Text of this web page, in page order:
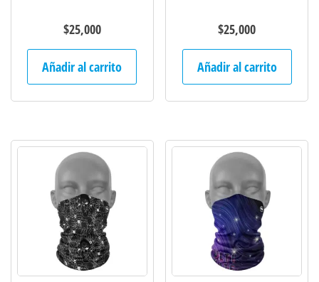
$25,000
Añadir al carrito
$25,000
Añadir al carrito